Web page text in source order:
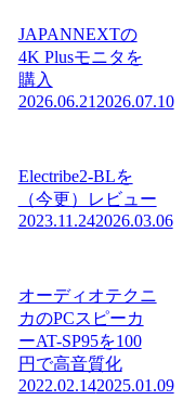
JAPANNEXTの
4K Plusモニタを
購入
2026.06.212026.07.10
Electribe2-BLを
（今更）レビュー
2023.11.242026.03.06
オーディオテクニ
カのPCスピーカ
ーAT-SP95を100
円で高音質化
2022.02.142025.01.09